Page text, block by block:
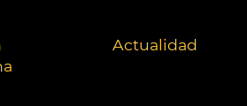
Actualidad